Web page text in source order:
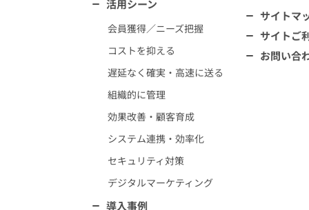
活用シーン
会員獲得／ニーズ把握
コストを抑える
遅延なく確実・高速に送る
組織的に管理
効果改善・顧客育成
システム連携・効率化
セキュリティ対策
デジタルマーケティング
導入事例
サイトマ
サイトご
お問い合